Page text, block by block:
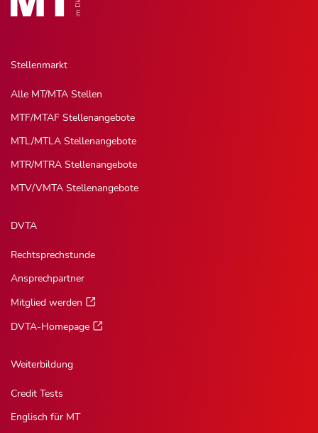
Stellenmarkt
Alle MT/MTA Stellen
MTF/MTAF Stellenangebote
MTL/MTLA Stellenangebote
MTR/MTRA Stellenangebote
MTV/VMTA Stellenangebote
DVTA
Rechtsprechstunde
Ansprechpartner
Mitglied werden
DVTA-Homepage
Weiterbildung
Credit Tests
Englisch für MT